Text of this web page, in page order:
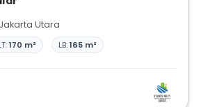
Jakarta Utara
170 m² LB:165 m²